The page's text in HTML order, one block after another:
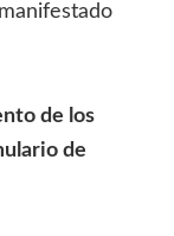
de los
de